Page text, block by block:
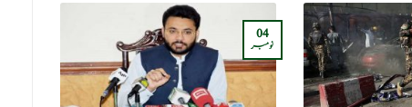
04
نومبر